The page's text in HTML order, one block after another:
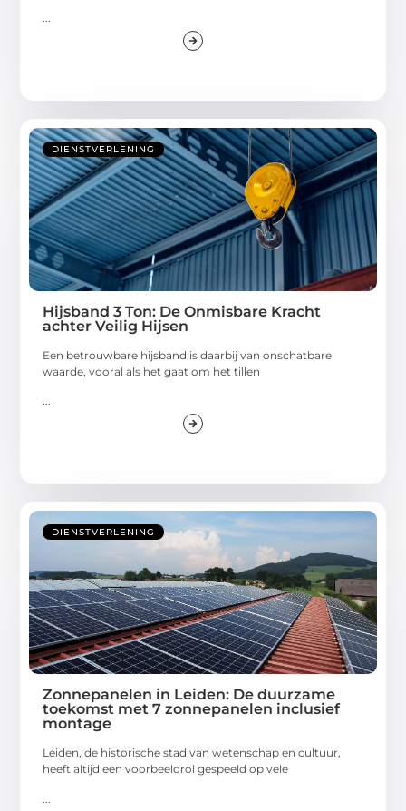
DIENSTVERLENING
Hijsband 3 Ton: De Onmisbare Kracht
achter Veilig Hijsen
Een betrouwbare hijsband is daarbij van onschatbare
waarde, vooral als het gaat om het tillen
...
DIENSTVERLENING
Zonnepanelen in Leiden: De duurzame
toekomst met 7 zonnepanelen inclusief
montage
Leiden, de historische stad van wetenschap en cultuur,
heeft altijd een voorbeeldrol gespeeld op vele